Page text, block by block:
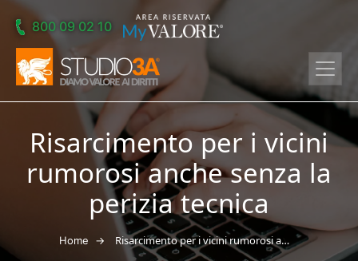
Skip to main content
800 09 02 10
Risarcimento per i vicini
rumorosi anche senza la
perizia tecnica
Home → Risarcimento per i vicini rumorosi anche senza la perizia tecnica